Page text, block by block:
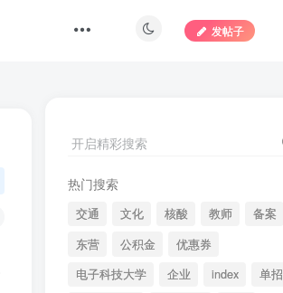
发帖子
开启精彩搜索
热门搜索
交通 文化 核酸 教师
备案
东营
公积金
优惠券
电子科技大学
企业 index
单招